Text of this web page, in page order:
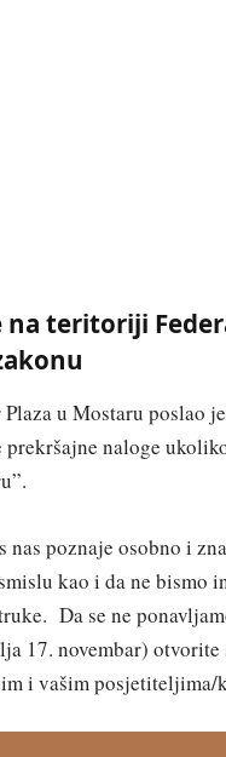
na teritoriji
u Mostaru poslao
prekršajne naloge
nas poznaje osobno i
kao i da ne bismo
Da se ne
17. novembar)
i vašim